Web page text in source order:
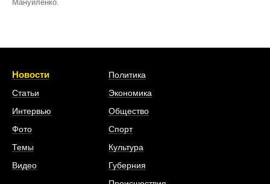
Мануйленко.
Новости
Статьи
Интервью
Фото
Темы
Видео
Политика
Экономика
Общество
Спорт
Культура
Губерния